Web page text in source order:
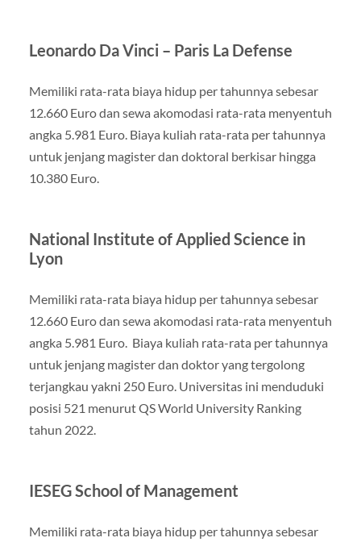
Leonardo Da Vinci – Paris La Defense
Memiliki rata-rata biaya hidup per tahunnya sebesar
12.660 Euro dan sewa akomodasi rata-rata menyentuh
angka 5.981 Euro. Biaya kuliah rata-rata per tahunnya
untuk jenjang magister dan doktoral berkisar hingga
10.380 Euro.
National Institute of Applied Science in
Lyon
Memiliki rata-rata biaya hidup per tahunnya sebesar
12.660 Euro dan sewa akomodasi rata-rata menyentuh
angka 5.981 Euro. Biaya kuliah rata-rata per tahunnya
untuk jenjang magister dan doktor yang tergolong
terjangkau yakni 250 Euro. Universitas ini menduduki
posisi 521 menurut QS World University Ranking
tahun 2022.
IESEG School of Management
Memiliki rata-rata biaya hidup per tahunnya sebesar